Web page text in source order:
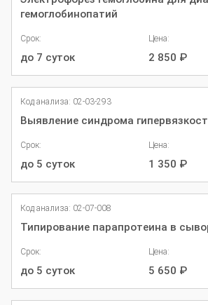
гемоглобинопатий
Срок:
до 7 суток
Цена:
2 850 ₽
Код анализа: 02-03-293
Выявление синдрома
Срок:
до 5 суток
Цена:
1 350 ₽
Код анализа: 02-07-008
Типирование парапротеина в
Срок:
до 5 суток
Цена:
5 650 ₽